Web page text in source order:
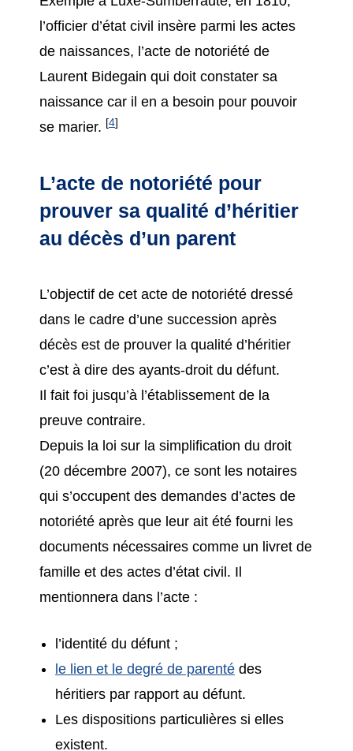
l’officier d’état civil insère parmi les actes
de naissances, l’acte de notoriété de
Laurent Bidegain qui doit constater sa
naissance car il en a besoin pour pouvoir
se marier. [4]
L’acte de notoriété pour
prouver sa qualité d’héritier
au décès d’un parent
L’objectif de cet acte de notoriété dressé
dans le cadre d’une succession après
décès est de prouver la qualité d’héritier
c’est à dire des ayants-droit du défunt.
Il fait foi jusqu’à l’établissement de la
preuve contraire.
Depuis la loi sur la simplification du droit
(20 décembre 2007), ce sont les notaires
qui s’occupent des demandes d’actes de
notoriété après que leur ait été fourni les
documents nécessaires comme un livret de
famille et des actes d’état civil. Il
mentionnera dans l’acte :
l’identité du défunt ;
le lien et le degré de parenté des
héritiers par rapport au défunt.
Les dispositions particulières si elles
existent.